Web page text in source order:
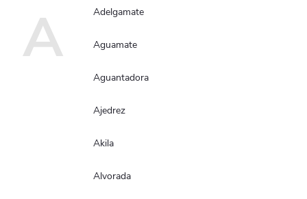
A Adelgamate
Aguamate
Aguantadora
Ajedrez
Akila
Alvorada